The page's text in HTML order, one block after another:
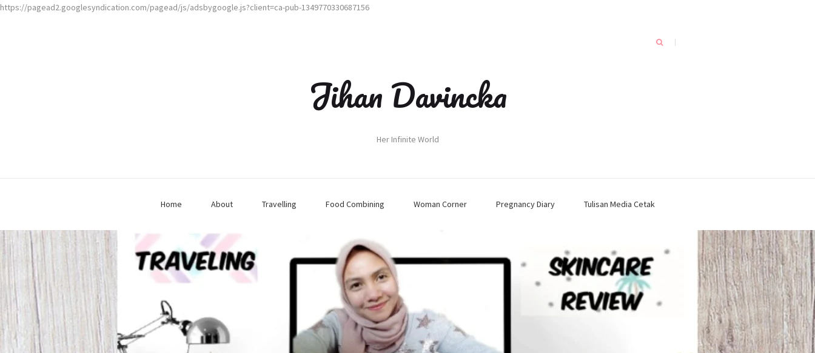
https://pagead2.googlesyndication.com/pagead/js/adsbygoogle.js?client=ca-pub-1349770330687156
Jihan Davincka
Her Infinite World
Home About Travelling Food Combining Woman Corner Pregnancy Diary Tulisan Media Cetak